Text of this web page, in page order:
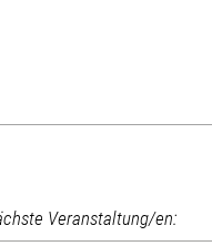
Veranstaltung/en: